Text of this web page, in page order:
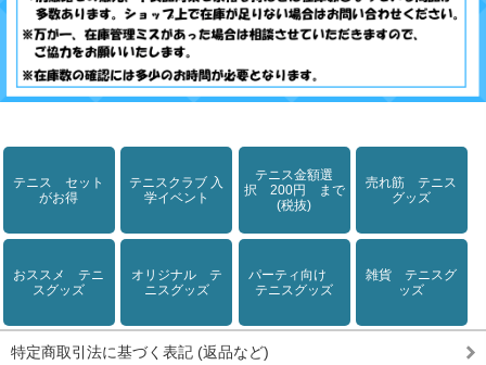
テニス セット
がお得
テニスクラブ 入
学イベント
テニス金額選
択 200円 まで
(税抜)
売れ筋 テニス
グッズ
おススメ テニ
スグッズ
オリジナル テ
ニスグッズ
パーティ向け
テニスグッズ
雑貨 テニスグ
ッズ
特定商取引法に基づく表記 (返品など)